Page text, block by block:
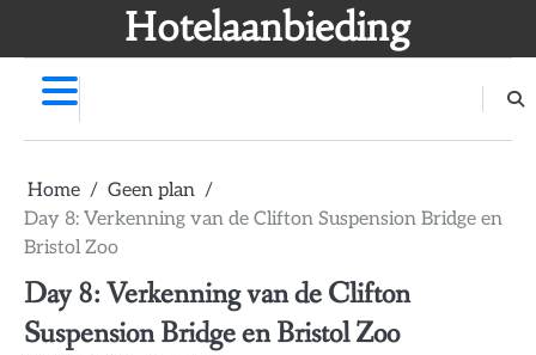
Hotelaanbieding
Home
Geen plan
Day 8: Verkenning van de Clifton Suspension Bridge en
Bristol Zoo
Day 8: Verkenning van de Clifton
Suspension Bridge en Bristol Zoo